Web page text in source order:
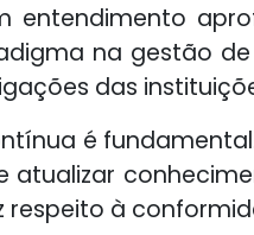
na gestão de
das
é fundamental.
respeito à